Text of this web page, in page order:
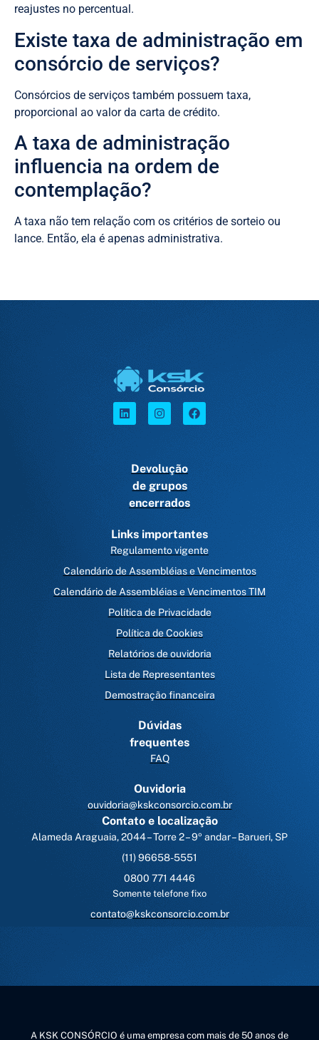
reajustes no percentual.
Existe taxa de administração em
consórcio de serviços?
Consórcios de serviços também possuem taxa,
proporcional ao valor da carta de crédito.
A taxa de administração
influencia na ordem de
contemplação?
A taxa não tem relação com os critérios de sorteio ou
lance. Então, ela é apenas administrativa.
Devolução
de grupos
encerrados
Links importantes
Regulamento vigente
Calendário de Assembléias e Vencimentos
Calendário de Assembléias e Vencimentos TIM
Política de Privacidade
Política de Cookies
Relatórios de ouvidoria
Lista de Representantes
Demostração financeira
Dúvidas
frequentes
FAQ
Ouvidoria
ouvidoria@kskconsorcio.com.br
Contato e localização
Alameda Araguaia, 2044 – Torre 2 – 9º andar – Barueri, SP
(11) 96658-5551
0800 771 4446
Somente telefone fixo
contato@kskconsorcio.com.br
A KSK CONSÓRCIO é uma empresa com mais de 50 anos de